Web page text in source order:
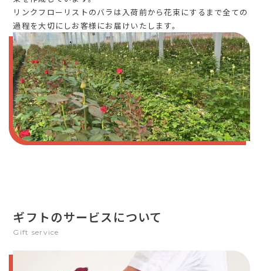
リンクフローリストのバラは入荷前から花束にするまで全ての
過程を大切にしお客様にお届けいたします。
ギフトのサービスについて
Gift service